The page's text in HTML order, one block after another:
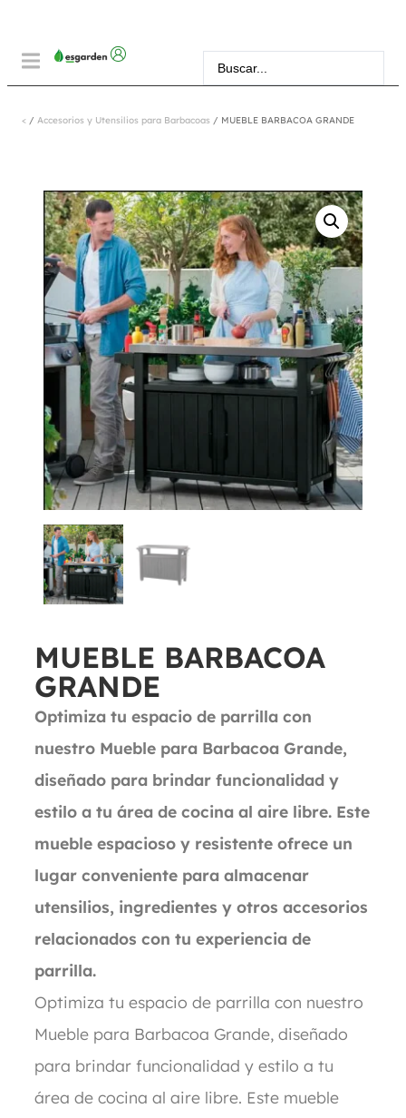
< / Accesorios y Utensilios para Barbacoas / MUEBLE BARBACOA GRANDE
MUEBLE BARBACOA
GRANDE
Optimiza tu espacio de parrilla con
nuestro Mueble para Barbacoa Grande,
diseñado para brindar funcionalidad y
estilo a tu área de cocina al aire libre. Este
mueble espacioso y resistente ofrece un
lugar conveniente para almacenar
utensilios, ingredientes y otros accesorios
relacionados con tu experiencia de
parrilla.
Optimiza tu espacio de parrilla con nuestro
Mueble para Barbacoa Grande, diseñado
para brindar funcionalidad y estilo a tu
área de cocina al aire libre. Este mueble